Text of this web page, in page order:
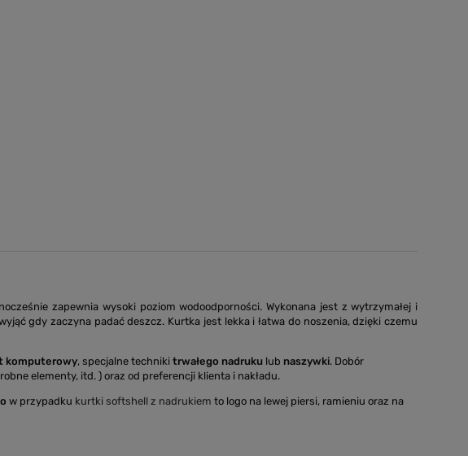
zapewnia wysoki poziom wodoodporności. Wykonana jest z wytrzymałej i
gdy zaczyna padać deszcz. Kurtka jest lekka i łatwa do noszenia, dzięki czemu
komputerowy, specjalne techniki trwałego nadruku lub naszywki. Dobór
elementy, itd. ) oraz od preferencji klienta i nakładu.
w przypadku kurtki softshell z nadrukiem to logo na lewej piersi, ramieniu oraz na